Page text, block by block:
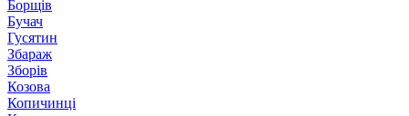
Борщів
Бучач
Гусятин
Збараж
Зборів
Козова
Копичинці